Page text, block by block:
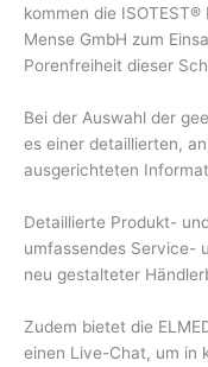
kommen die
Mense GmbH zum
Porenfreiheit dieser
Bei der Auswahl der
es einer detaillierten,
ausgerichteten
Detaillierte Produkt-
umfassendes Service-
neu gestalteter
Zudem bietet die
einen Live-Chat, um in